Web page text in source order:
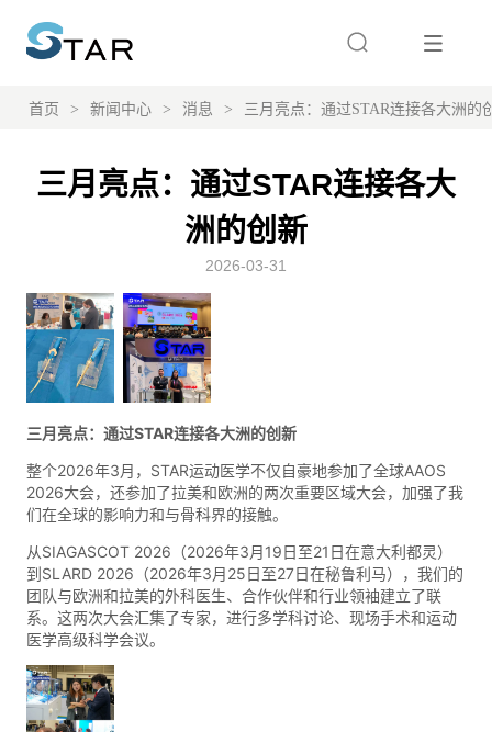
首页 > 新闻中心 > 消息 > 三月亮点：通过STAR连接各大洲的
三月亮点：通过STAR连接各大
洲的创新
2026-03-31